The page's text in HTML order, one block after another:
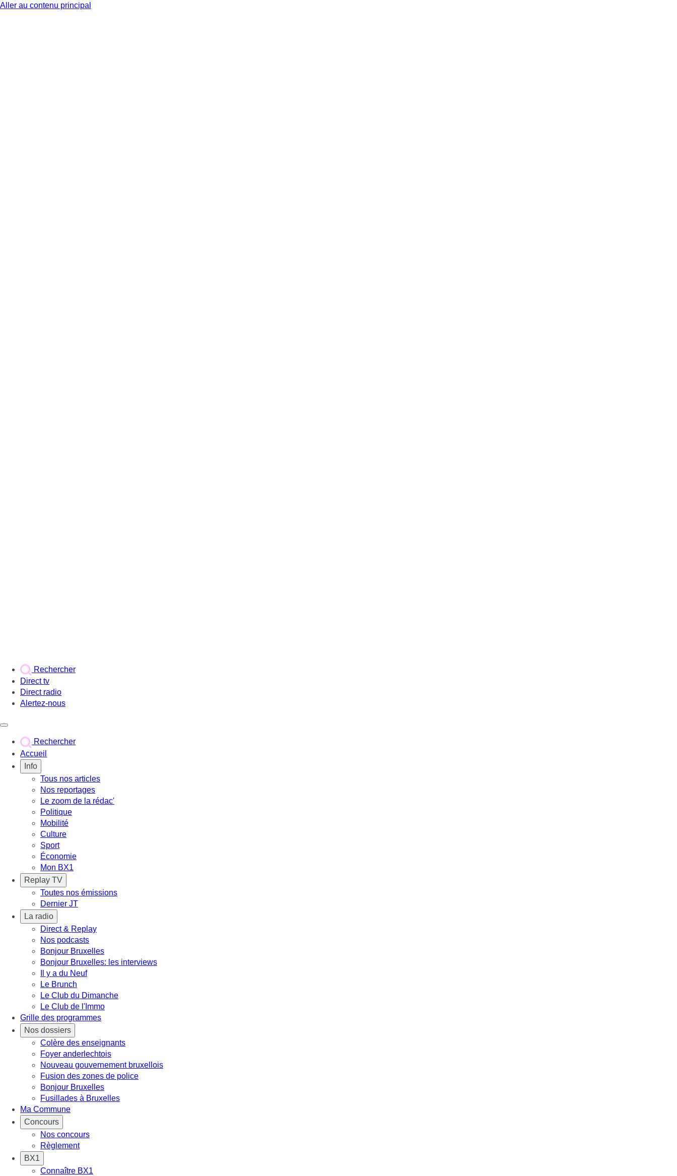
Aller au contenu principal
Rechercher
Direct tv
Direct radio
Alertez-nous
Rechercher
Accueil
Info
Tous nos articles
Nos reportages
Le zoom de la rédac'
Politique
Mobilité
Culture
Sport
Économie
Mon BX1
Replay TV
Toutes nos émissions
Dernier JT
La radio
Direct & Replay
Nos podcasts
Bonjour Bruxelles
Bonjour Bruxelles: les interviews
Il y a du Neuf
Le Brunch
Le Club du Dimanche
Le Club de l'Immo
Grille des programmes
Nos dossiers
Colère des enseignants
Foyer anderlechtois
Nouveau gouvernement bruxellois
Fusion des zones de police
Bonjour Bruxelles
Fusillades à Bruxelles
Ma Commune
Concours
Nos concours
Règlement
BX1
Connaître BX1